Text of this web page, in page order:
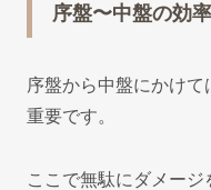
序盤〜中盤の効
序盤から中盤にかけ
重要です。
ここで無駄にダメー